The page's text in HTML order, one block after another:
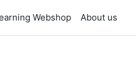
Webshop About us